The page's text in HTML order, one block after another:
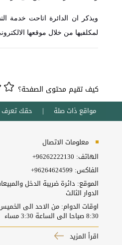
ويذكر ان الدائرة اتاحت خدمة
لمكلفيها من خلال ‏موقعها
كيف تقيم محتوى الصفحة؟
مواقع ذات صلة حقك تعرف
معلومات الاتصال
الهاتف: +96262222130
الفاكس: +96264624599
الموقع: دائرة ضريبة الدخل
الدوار الثالث
اوقات الدوام: من الاحد الى
8:30 صباحا الى الساعة 3:30 مساء
اقرأ المزيد